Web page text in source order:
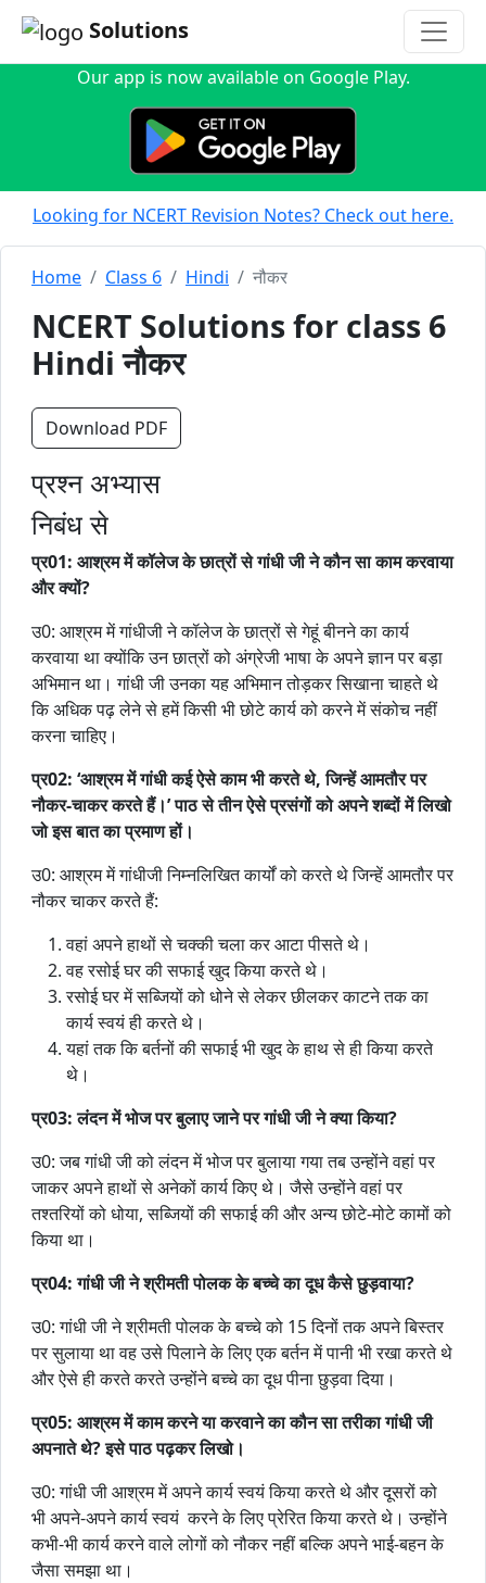
Solutions
Our app is now available on Google Play.
Looking for NCERT Revision Notes? Check out here.
Home Class 6 Hindi नौकर
NCERT Solutions for class 6
Hindi नौकर
Download PDF
प्रश्न अभ्यास
निबंध से
प्र01: आश्रम में कॉलेज के छात्रों से गांधी जी ने कौन सा काम करवाया
और क्यों?
उ0: आश्रम में गांधीजी ने कॉलेज के छात्रों से गेहूं बीनने का कार्य
करवाया था क्योंकि उन छात्रों को अंग्रेजी भाषा के अपने ज्ञान पर बड़ा
अभिमान था। गांधी जी उनका यह अभिमान तोड़कर सिखाना चाहते थे
कि अधिक पढ़ लेने से हमें किसी भी छोटे कार्य को करने में संकोच नहीं
करना चाहिए।
प्र02: ‘आश्रम में गांधी कई ऐसे काम भी करते थे, जिन्हें आमतौर पर
नौकर-चाकर करते हैं।’ पाठ से तीन ऐसे प्रसंगों को अपने शब्दों में लिखो
जो इस बात का प्रमाण हों।
उ0: आश्रम में गांधीजी निम्नलिखित कार्यों को करते थे जिन्हें आमतौर पर
नौकर चाकर करते हैं:
वहां अपने हाथों से चक्की चला कर आटा पीसते थे।
वह रसोई घर की सफाई खुद किया करते थे।
रसोई घर में सब्जियों को धोने से लेकर छीलकर काटने तक का
कार्य स्वयं ही करते थे।
यहां तक कि बर्तनों की सफाई भी खुद के हाथ से ही किया करते
थे।
प्र03: लंदन में भोज पर बुलाए जाने पर गांधी जी ने क्या किया?
उ0: जब गांधी जी को लंदन में भोज पर बुलाया गया तब उन्होंने वहां पर
जाकर अपने हाथों से अनेकों कार्य किए थे। जैसे उन्होंने वहां पर
तश्तरियों को धोया, सब्जियों की सफाई की और अन्य छोटे-मोटे कामों को
किया था।
प्र04: गांधी जी ने श्रीमती पोलक के बच्चे का दूध कैसे छुड़वाया?
उ0: गांधी जी ने श्रीमती पोलक के बच्चे को 15 दिनों तक अपने बिस्तर
पर सुलाया था वह उसे पिलाने के लिए एक बर्तन में पानी भी रखा करते थे
और ऐसे ही करते करते उन्होंने बच्चे का दूध पीना छुड़वा दिया।
प्र05: आश्रम में काम करने या करवाने का कौन सा तरीका गांधी जी
अपनाते थे? इसे पाठ पढ़कर लिखो।
उ0: गांधी जी आश्रम में अपने कार्य स्वयं किया करते थे और दूसरों को
भी अपने-अपने कार्य स्वयं करने के लिए प्रेरित किया करते थे। उन्होंने
कभी-भी कार्य करने वाले लोगों को नौकर नहीं बल्कि अपने भाई-बहन के
जैसा समझा था।